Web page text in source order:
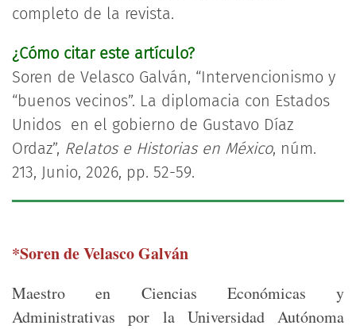
completo de la revista.
¿Cómo citar este artículo?
​Soren de Velasco Galván, “Intervencionismo y
“buenos vecinos”. La diplomacia con Estados
Unidos en el gobierno de Gustavo Díaz
Ordaz”, Relatos e Historias en México, núm.
213, Junio, 2026, pp. 52-59.
*Soren de Velasco Galván
Maestro en Ciencias Económicas y
Administrativas por la Universidad Autónoma